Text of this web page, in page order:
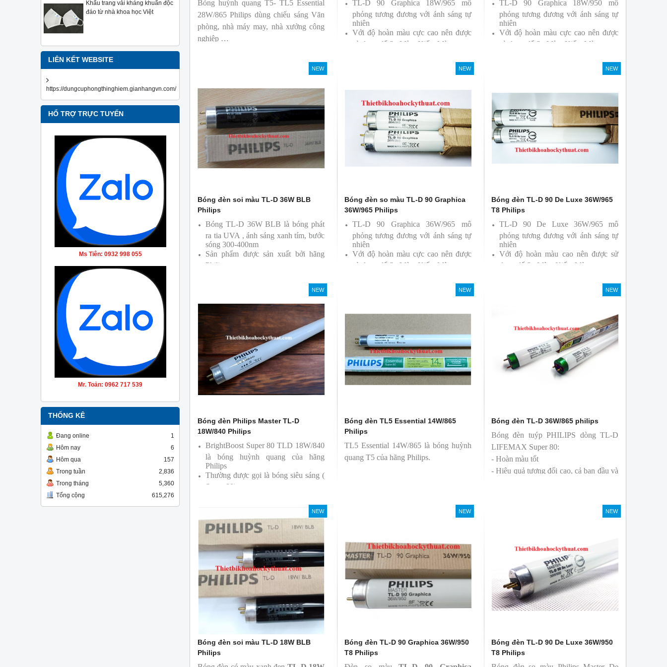
Khẩu trang vải kháng khuẩn độc
đáo từ nhà khoa học Việt
LIÊN KẾT WEBSITE
https://dungcuphongthinghiem.gianhangvn.com/
HỔ TRỢ TRỰC TUYẾN
Ms Tiên: 0932 998 055
Mr. Toản: 0962 717 539
THỐNG KÊ
Đang online
1
Hôm nay
6
Hôm qua
157
Trong tuần
2,836
Trong tháng
5,360
Tổng cộng
615,276
Bóng huỳnh quang T5- TL5 Essential
28W/865 Philips dùng chiếu sáng Văn
phòng, nhà máy may, nhà xưởng công
nghiệp …
TL-D 90 Graphica 18W/965 mô
phỏng tương đương với ánh sáng tự
nhiên
Với độ hoàn màu cực cao nên được
sử dụng để So Màu, Kiểm Màu
TL-D 90 Graphica 18W/950 mô
phỏng tương đương với ánh sáng tự
nhiên
Với độ hoàn màu cực cao nên được
sử dụng để So Màu, Kiểm Màu
NEW
Bóng đèn soi màu TL-D 36W BLB
Philips
Bóng TL-D 36W BLB là bóng phát
ra tia UVA , ánh sáng xanh tím, bước
sóng 300-400nm
Sản phẩm được sản xuất bởi hãng
Philips
NEW
Bóng đèn so màu TL-D 90 Graphica
36W/965 Philips
TL-D 90 Graphica 36W/965 mô
phỏng tương đương với ánh sáng tự
nhiên
Với độ hoàn màu cực cao nên được
sử dụng để So Màu, Kiểm Màu
NEW
Bóng đèn TL-D 90 De Luxe 36W/965
T8 Philips
TL-D 90 De Luxe 36W/965 mô
phỏng tương đương với ánh sáng tự
nhiên
Với độ hoàn màu cao nên được sử
dụng để So Màu, Kiểm Màu
NEW
Bóng đèn Philips Master TL-D
18W/840 Philips
BrightBoost Super 80 TLD 18W/840
là bóng huỳnh quang của hãng
Philips
Thường được gọi là bóng siêu sáng (
Super 80)
NEW
Bóng đèn TL5 Essential 14W/865
Philips
TL5 Essential 14W/865 là bóng huỳnh
quang T5 của hãng Philips.
NEW
Bóng đèn TL-D 36W/865 philips
Bóng đèn tuýp PHILIPS dòng TL-D
LIFEMAX Super 80:
- Hoàn màu tốt
- Hiệu quả tương đối cao, cả ban đầu và
- Tạo ra từ màu trắng ấm đến ánh sáng
NEW
Bóng đèn soi màu TL-D 18W BLB
Philips
NEW
Bóng đèn TL-D 90 Graphica 36W/950
T8 Philips
NEW
Bóng đèn TL-D 90 De Luxe 36W/950
T8 Philips